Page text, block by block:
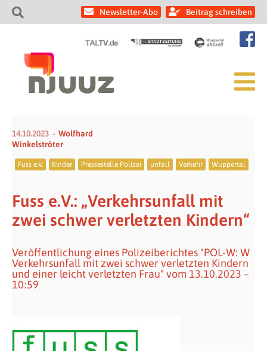
Newsletter-Abo Beitrag schreiben
14.10.2023
Wolfhard
Winkelströter
Fuss e.V. Kinder Pressestelle Polizei unfall Verkehr Wuppertal
Fuss e.V.: „Verkehrsunfall mit
zwei schwer verletzten Kindern“
Veröffentlichung eines Polizeiberichtes "POL-W: W
Verkehrsunfall mit zwei schwer verletzten Kindern
und einer leicht verletzten Frau" vom 13.10.2023 –
10:59